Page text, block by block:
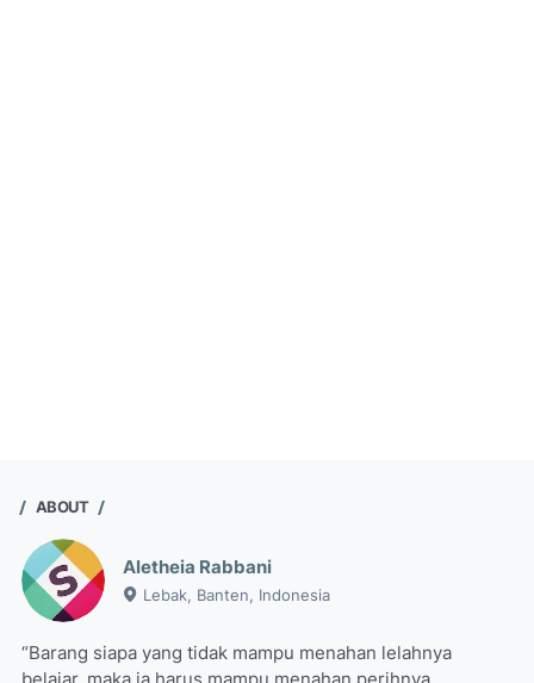
ABOUT
Aletheia Rabbani
Lebak, Banten, Indonesia
“Barang siapa yang tidak mampu menahan lelahnya